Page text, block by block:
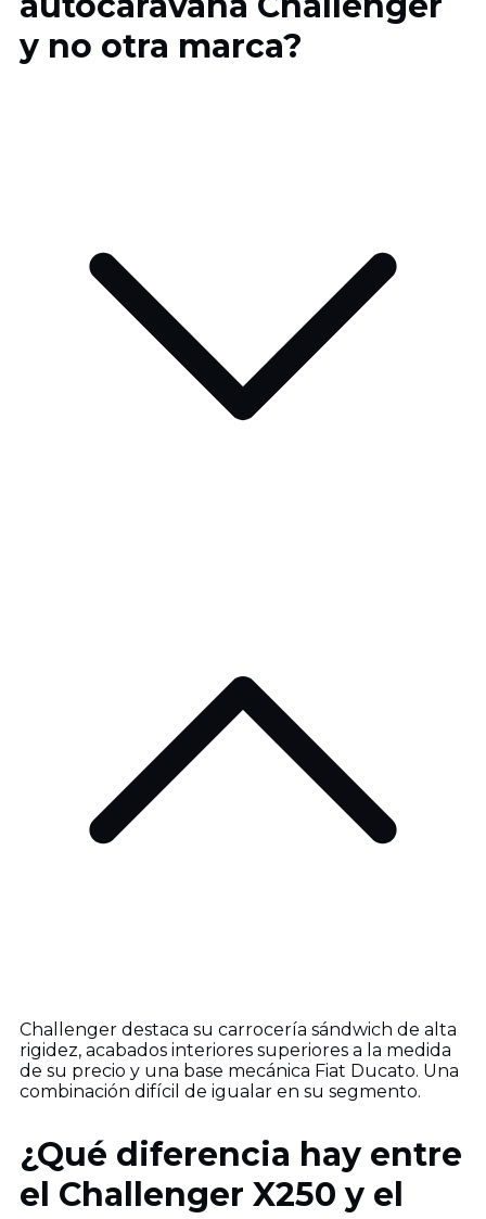
y no otra marca?
Challenger destaca su carrocería sándwich de alta
rigidez, acabados interiores superiores a la medida
de su precio y una base mecánica Fiat Ducato. Una
combinación difícil de igualar en su segmento.
¿Qué diferencia hay entre
el Challenger X250 y el